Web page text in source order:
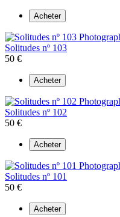
Acheter
Solitudes nº 103
50 €
Acheter
Solitudes nº 102
50 €
Acheter
Solitudes nº 101
50 €
Acheter